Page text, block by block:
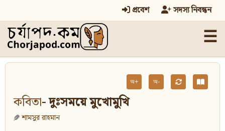
প্রবেশ সদস্য নিবন্ধন
☰
অ+ অ-
কবিতা- দুঃসময়ে মুখোমুখি
শামসুর রাহমান